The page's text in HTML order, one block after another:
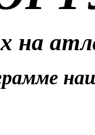
на